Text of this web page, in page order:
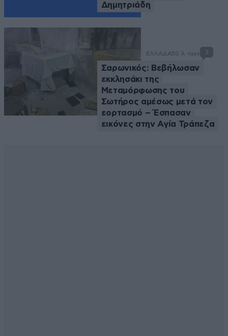
Δημητριάδη
ΕΛΛΑΔΑ50 λ. πριν 3
Σαρωνικός: Βεβήλωσαν
εκκλησάκι της
Μεταμόρφωσης του
Σωτήρος αμέσως μετά τον
εορτασμό – Έσπασαν
εικόνες στην Αγία Τράπεζα